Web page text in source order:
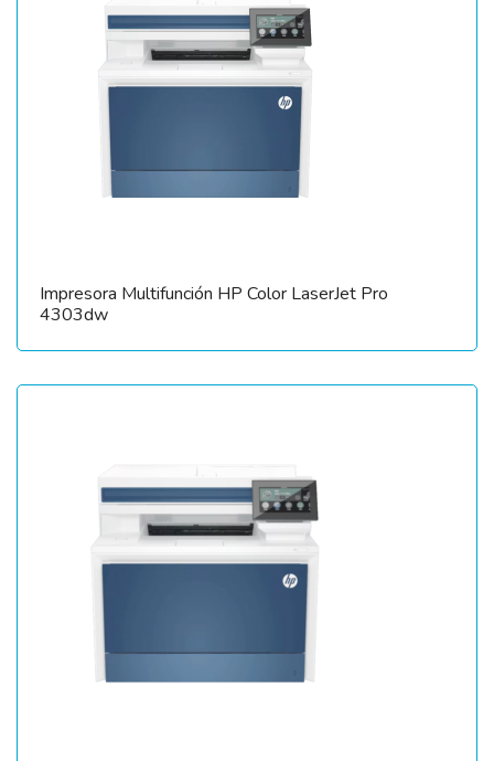
Impresora Multifunción HP Color LaserJet Pro
4303dw